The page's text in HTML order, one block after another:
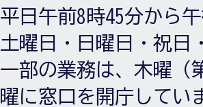
平日午前8時45分から
土曜日・日曜日・祝日
一部の業務は、木曜（
曜に窓口を開庁してい